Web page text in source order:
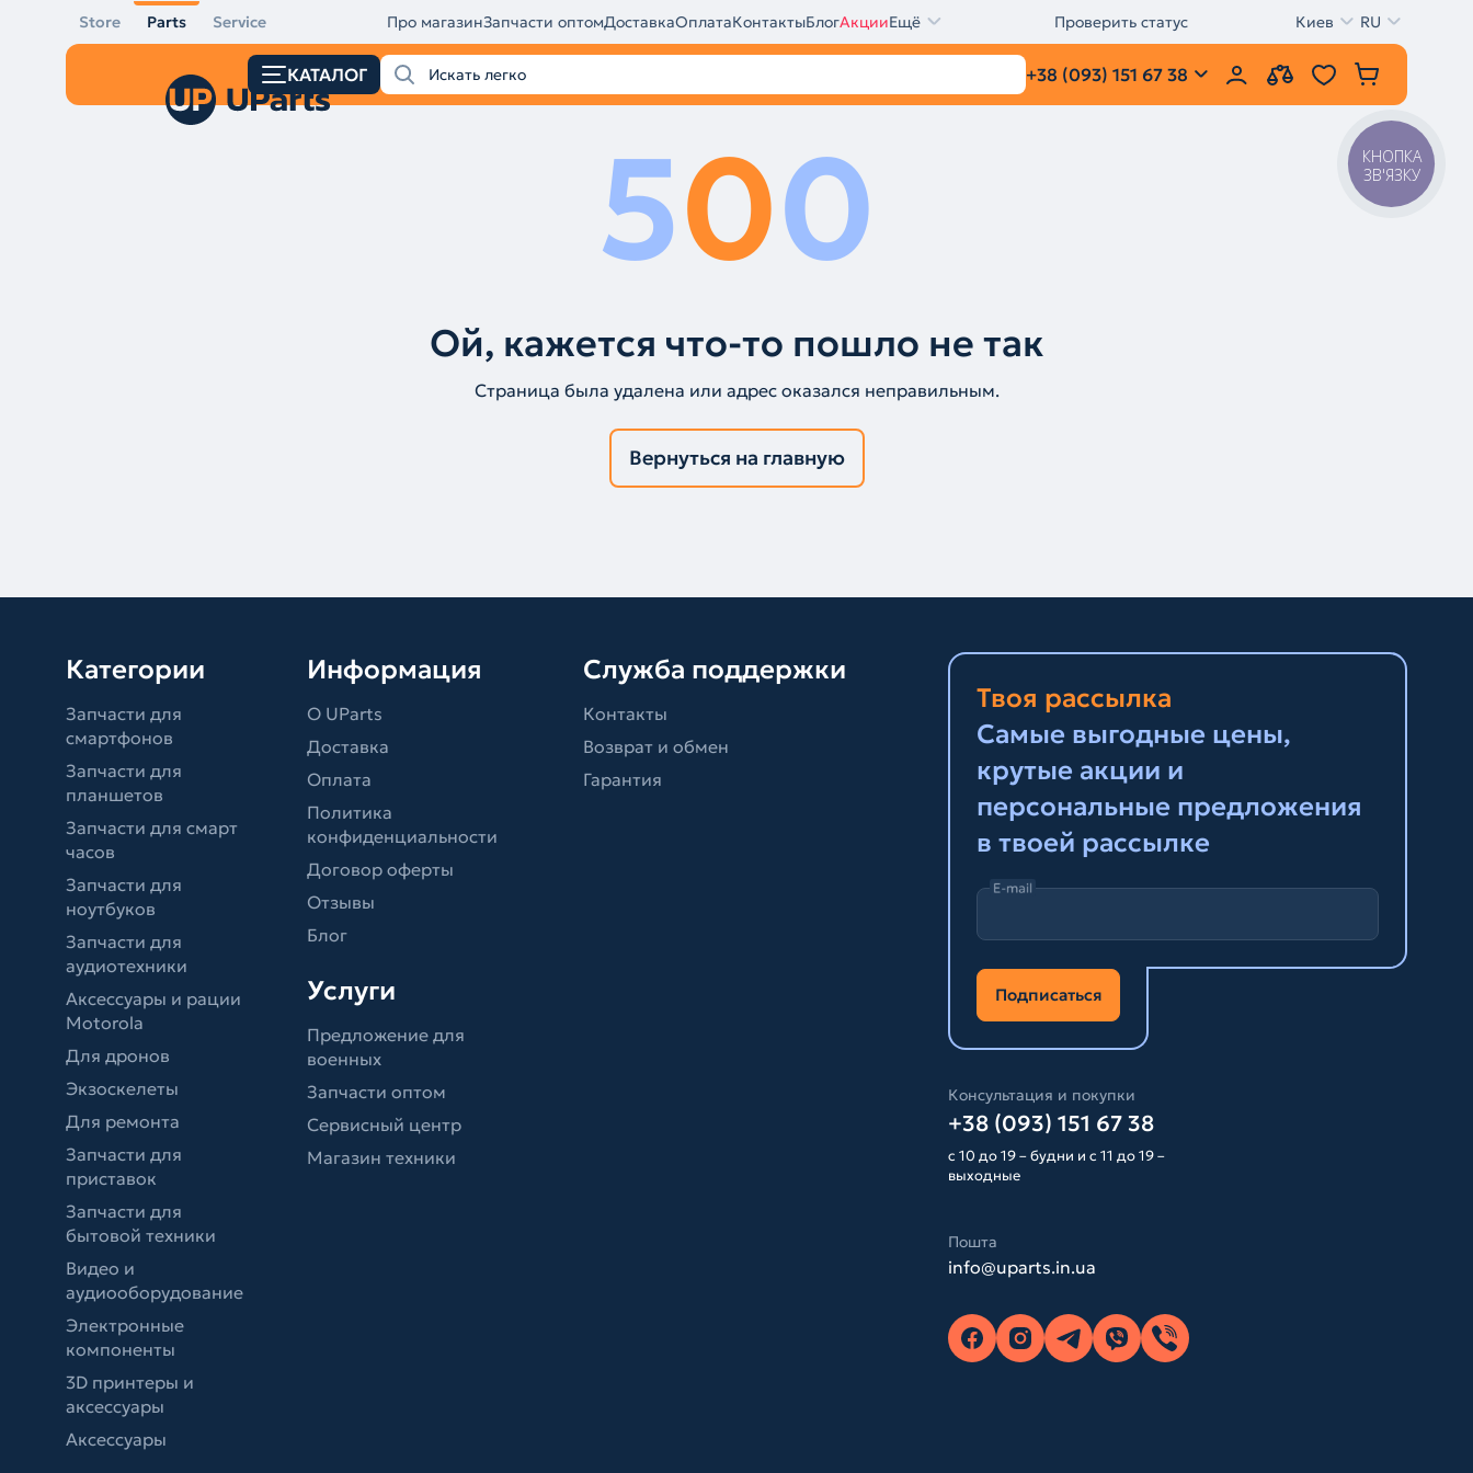
Store Parts Service Про магазинЗапчасти оптомДоставкаОплатаКонтактыБлогАкцииЕщё Проверить статус Киев RU
КАТАЛОГ +38 (093) 151 67 38
500
Ой, кажется что-то пошло не так
Страница была удалена или адрес оказался неправильным.
Вернуться на главную
Категории
Запчасти для
смартфонов
Запчасти для
планшетов
Запчасти для смарт
часов
Запчасти для
ноутбуков
Запчасти для
аудиотехники
Аксессуары и рации
Motorola
Для дронов
Экзоскелеты
Для ремонта
Запчасти для
приставок
Запчасти для
бытовой техники
Видео и
аудиооборудование
Электронные
компоненты
3D принтеры и
аксессуары
Аксессуары
Информация
О UParts
Доставка
Оплата
Политика
конфиденциальности
Договор оферты
Отзывы
Блог
Услуги
Предложение для
военных
Запчасти оптом
Сервисный центр
Магазин техники
Служба поддержки
Контакты
Возврат и обмен
Гарантия
Твоя рассылка
Самые выгодные цены,
крутые акции и
персональные предложения
в твоей рассылке
E-mail
Подписаться
Консультация и покупки
+38 (093) 151 67 38
с 10 до 19 – будни и с 11 до 19 –
выходные
Пошта
info@uparts.in.ua
КНОПКА
ЗВ'ЯЗКУ